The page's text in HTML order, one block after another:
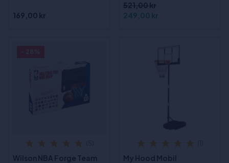
169,00 kr
521,00 kr
249,00 kr
Wilson NBA Forge Team
My Hood Mobil